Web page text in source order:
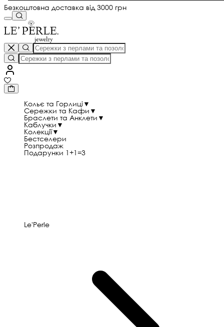
Безкоштовна доставка від 3000 грн
Кольє та Горлиці ▼
Сережки та Кафи ▼
Браслети та Анклети ▼
Каблучки ▼
Колекції▼
Бестселери
Розпродаж
Подарунки 1+1=3
Le'Perle